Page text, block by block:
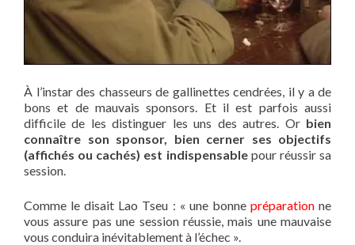
À l’instar des chasseurs de gallinettes cendrées, il y a de
bons et de mauvais sponsors. Et il est parfois aussi
difficile de les distinguer les uns des autres. Or bien
connaître son sponsor, bien cerner ses objectifs
(affichés ou cachés) est indispensablepour réussir sa
session.
Comme le disait Lao Tseu : « une bonne préparationne
vous assure pas une session réussie, mais une mauvaise
vous conduira inévitablement à l’échec ».